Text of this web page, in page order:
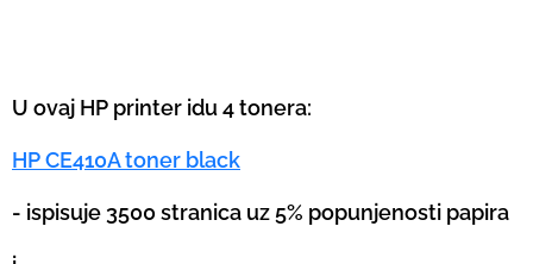
U ovaj HP printer idu 4 tonera:
HP CE410A toner black
- ispisuje 3500 stranica uz 5% popunjenosti papira